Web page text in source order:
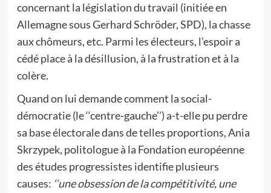
concernant la législation du travail (initiée en
Allemagne sous Gerhard Schröder, SPD), la chasse
aux chômeurs, etc. Parmi les électeurs, l’espoir a
cédé place à la désillusion, à la frustration et à la
colère.
Quand on lui demande comment la social-
démocratie (le ‘‘centre-gauche’’) a-t-elle pu perdre
sa base électorale dans de telles proportions, Ania
Skrzypek, politologue à la Fondation européenne
des études progressistes identifie plusieurs
causes: ‘‘une obsession de la compétitivité, une